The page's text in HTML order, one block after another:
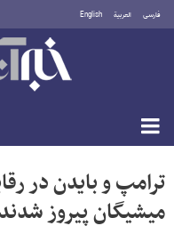
فارسی العربية English
دوشنبه ۱۹ مرداد ۱۴۰۵
ترامپ و بایدن در
میشیگان پیروز شدند